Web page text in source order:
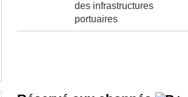
des infrastructures
portuaires